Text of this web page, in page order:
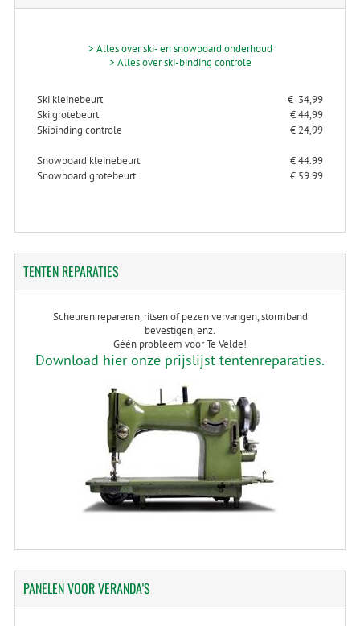
> Alles over ski- en snowboard onderhoud
> Alles over ski-binding controle
Ski kleinebeurt
€ 34,99
Ski grotebeurt
€ 44,99
Skibinding controle
€ 24,99
Snowboard kleinebeurt
€ 44.99
Snowboard grotebeurt
€ 59.99
TENTENREPARATIES
Scheuren repareren, ritsen of pezen vervangen, stormband
bevestigen, enz.
Géén probleem voor Te Velde!
Download hier onze prijslijst tentenreparaties.
PANELENVOOR VERANDA'S